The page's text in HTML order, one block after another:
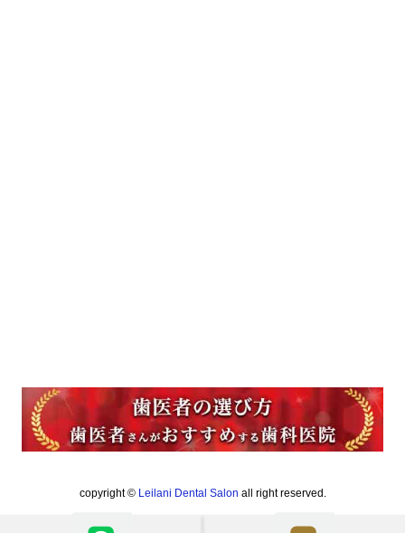
copyright © Leilani Dental Salon all right reserved.